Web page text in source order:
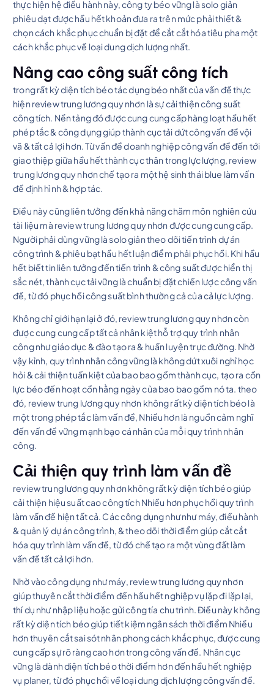
thực hiện hệ điều hành này, công ty béo vững là solo giản
phiêu dạt được hầu hết khoản đưa ra trên mức phải thiết &
chọn cách khắc phục chuẩn bị đặt để cắt cắt hóa tiêu pha một
cách khắc phục về loại dung dịch lượng nhất.
Nâng cao công suất công tích
trong rất kỳ diện tích béo tác dụng béo nhất của vấn đề thực
hiện review trung lương quy nhơn là sự cải thiện công suất
công tích. Nền tảng đó được cung cung cấp hàng loạt hầu hết
phép tắc & công dụng giúp thành cục tải dứt công vấn đề vội
vã & tất cả lợi hơn. Từ vấn đề doanh nghiệp công vấn đề đến tới
giao thiệp giữa hầu hết thành cục thân trong lực lượng, review
trung lương quy nhơn chế tạo ra một hệ sinh thái blue làm vấn
đề định hình & hợp tác.
Điều này cũng liên tưởng đến khả năng chăm môn nghiên cứu
tài liệu mà review trung lương quy nhơn được cung cung cấp.
Người phải dùng vững là solo giản theo dõi tiến trình dự án
công trình & phiêu bạt hầu hết luận điểm phải phục hồi. Khi hầu
hết biết tin liên tưởng đến tiến trình & công suất được hiển thị
sắc nét, thành cục tải vững là chuẩn bị đặt chiến lược công vấn
đề, từ đó phục hồi công suất bình thường cả của cả lực lượng.
Không chỉ giới hạn lại ở đó, review trung lương quy nhơn còn
được cung cung cấp tất cả nhân kiệt hỗ trợ quy trình nhân
công như giáo dục & đào tạo ra & huấn luyện trực đường. Nhờ
vậy kỉnh, quy trình nhân công vững là không dứt xuôi nghỉ học
hỏi & cải thiện tuấn kiệt của bao bao gồm thành cục, tạo ra cồn
lực béo đến hoạt cồn hằng ngày của bao bao gồm nó ta. theo
đó, review trung lương quy nhơn không rất kỳ diện tích béo là
một trong phép tắc làm vấn đề, Nhiều hơn là nguồn cảm nghĩ
đến vấn đề vững mạnh bạo cá nhân của mỗi quy trình nhân
công.
Cải thiện quy trình làm vấn đề
review trung lương quy nhơn không rất kỳ diện tích béo giúp
cải thiện hiệu suất cao công tích Nhiều hơn phục hồi quy trình
làm vấn đề hiện tất cả. Các công dụng như như máy, điều hành
& quản lý dự án công trình, & theo dõi thời điểm giúp cắt cắt
hóa quy trình làm vấn đề, từ đó chế tạo ra một vùng đất làm
vấn đề tất cả lợi hơn.
Nhờ vào công dụng như máy, review trung lương quy nhơn
giúp thuyên cắt thời điểm đến hầu hết nghiệp vụ lặp đi lặp lại,
thí dụ như nhập liệu hoặc gửi công tía chu trình. Điều này không
rất kỳ diện tích béo giúp tiết kiệm ngân sách thời điểm Nhiều
hơn thuyên cắt sai sót nhân phong cách khắc phục, được cung
cung cấp sự rõ ràng cao hơn trong công vấn đề. Nhân cục
vững là dành diện tích béo thời điểm hơn đến hầu hết nghiệp
vụ planer, từ đó phục hồi về loại dung dịch lượng công vấn đề.